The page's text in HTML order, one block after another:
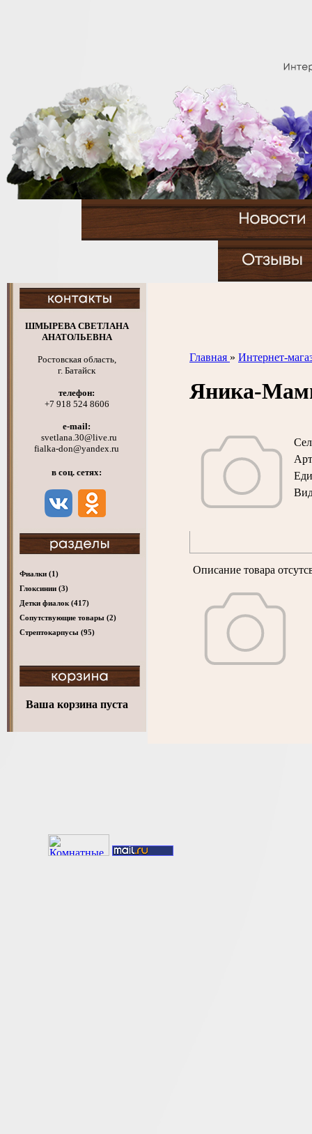
ШМЫРЕВА СВЕТЛАНА
АНАТОЛЬЕВНА
Ростовская область,
г. Батайск
телефон:
+7 918 524 8606
e-mail:
svetlana.30@live.ru
fialka-don@yandex.ru
в соц. сетях:
Фиалки (1)
Глоксинии (3)
Детки фиалок (417)
Cопутствующие товары (2)
Стрептокарпусы (95)
Ваша корзина пуста
Главная » Интернет-
Яника-
Описание товара